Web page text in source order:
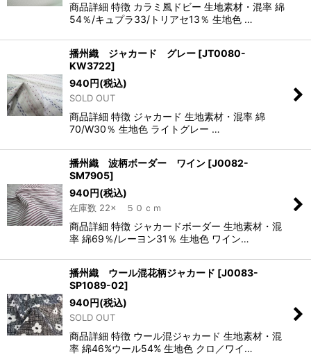
商品詳細 特徴 カラミ風ドビー 生地素材・混率 綿
54％/キュプラ33/トリアセ13％ 生地色 …
播州織 ジャカード グレー [JT0080-
KW3722]
940円(税込)
SOLD OUT
商品詳細 特徴 ジャカード 生地素材・混率 綿
70/W30％ 生地色 ライトグレー …
播州織 波柄ボーダー ワイン [J0082-
SM7905]
940円(税込)
在庫数 22× ５０ｃｍ
商品詳細 特徴 ジャカードボーダー 生地素材・混
率 綿69％/レーヨン31％ 生地色 ワイン…
播州織 ウール混花柄ジャカード [J0083-
SP1089-02]
940円(税込)
SOLD OUT
商品詳細 特徴 ウール混ジャカード 生地素材・混
率 綿46%ウール54% 生地色 クロ／ワイ…